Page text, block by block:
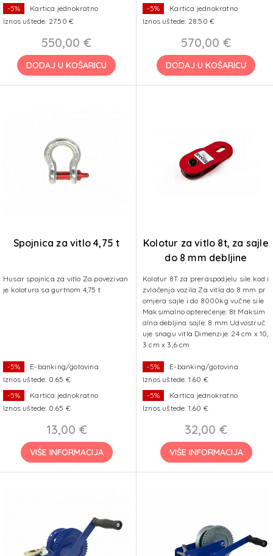
-5%
Kartica jednokratno
Iznos uštede: 27.50 €
550,00 €
DODAJ U KOŠARICU
-5%
Kartica jednokratno
Iznos uštede: 28.50 €
570,00 €
DODAJ U KOŠARICU
Spojnica za vitlo 4,75 t
Husar spojnica za vitlo Za povezivan
je kolotura sa gurtnom 4,75 t
-5%
E-banking/gotovina
Iznos uštede: 0.65 €
-5%
Kartica jednokratno
Iznos uštede: 0.65 €
13,00 €
VIŠE INFORMACIJA
Kolotur za vitlo 8t, za sajle
do 8 mm debljine
Kolotur 8T za preraspodjelu sile kod i
zvlačenja vozila Za vitla do 8 mm pr
omjera sajle i do 8000kg vučne sile
Maksimalno opterećenje: 8t Maksim
alna debljina sajle: 8 mm Udvostruč
uje snagu vitla Dimenzije: 24 cm x 10,
3 cm x 3,6 cm
-5%
E-banking/gotovina
Iznos uštede: 1.60 €
-5%
Kartica jednokratno
Iznos uštede: 1.60 €
32,00 €
VIŠE INFORMACIJA